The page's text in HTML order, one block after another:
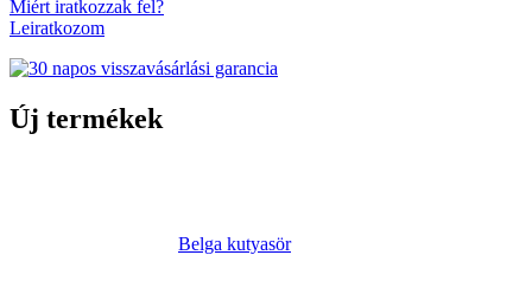
Miért iratkozzak fel?
Leiratkozom
Új termékek
Belga kutyasör